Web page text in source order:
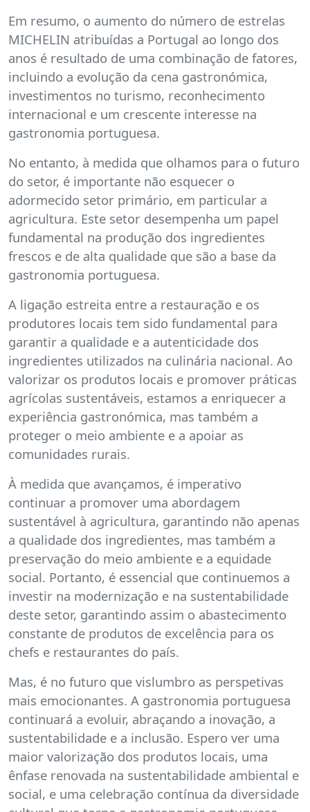
Em resumo, o aumento do número de estrelas
MICHELIN atribuídas a Portugal ao longo dos
anos é resultado de uma combinação de fatores,
incluindo a evolução da cena gastronómica,
investimentos no turismo, reconhecimento
internacional e um crescente interesse na
gastronomia portuguesa.
No entanto, à medida que olhamos para o futuro
do setor, é importante não esquecer o
adormecido setor primário, em particular a
agricultura. Este setor desempenha um papel
fundamental na produção dos ingredientes
frescos e de alta qualidade que são a base da
gastronomia portuguesa.
A ligação estreita entre a restauração e os
produtores locais tem sido fundamental para
garantir a qualidade e a autenticidade dos
ingredientes utilizados na culinária nacional. Ao
valorizar os produtos locais e promover práticas
agrícolas sustentáveis, estamos a enriquecer a
experiência gastronómica, mas também a
proteger o meio ambiente e a apoiar as
comunidades rurais.
À medida que avançamos, é imperativo
continuar a promover uma abordagem
sustentável à agricultura, garantindo não apenas
a qualidade dos ingredientes, mas também a
preservação do meio ambiente e a equidade
social. Portanto, é essencial que continuemos a
investir na modernização e na sustentabilidade
deste setor, garantindo assim o abastecimento
constante de produtos de excelência para os
chefs e restaurantes do país.
Mas, é no futuro que vislumbro as perspetivas
mais emocionantes. A gastronomia portuguesa
continuará a evoluir, abraçando a inovação, a
sustentabilidade e a inclusão. Espero ver uma
maior valorização dos produtos locais, uma
ênfase renovada na sustentabilidade ambiental e
social, e uma celebração contínua da diversidade